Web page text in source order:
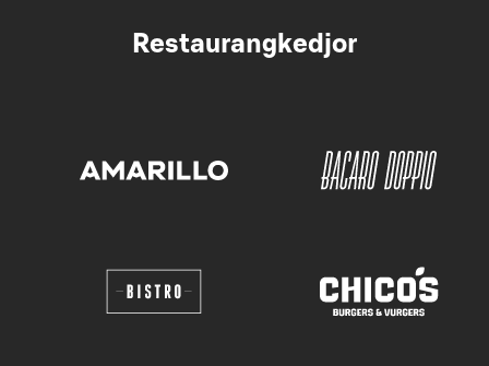
Restaurangkedjor